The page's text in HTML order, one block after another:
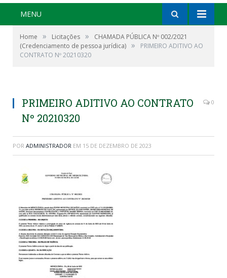
MENU
Home » Licitações »
CHAMADA PÚBLICA Nº 002/2021
(Credenciamento de pessoa jurídica) »
PRIMEIRO ADITIVO AO
CONTRATO Nº 20210320
PRIMEIRO ADITIVO AO CONTRATO
Nº 20210320
0
POR ADMINISTRADOR EM 15 DE DEZEMBRO DE 2023